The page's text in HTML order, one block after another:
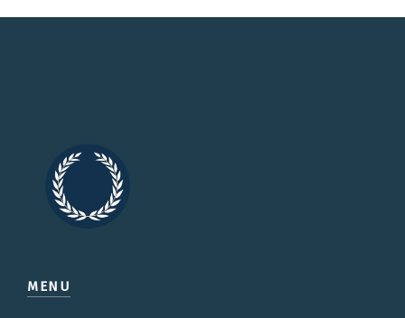
MENU